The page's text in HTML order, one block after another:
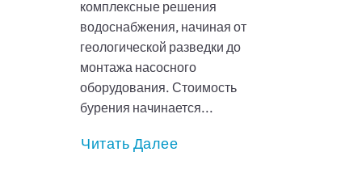
комплексные решения
водоснабжения, начиная от
геологической разведки до
монтажа насосного
оборудования. Стоимость
бурения начинается...
Читать Далее